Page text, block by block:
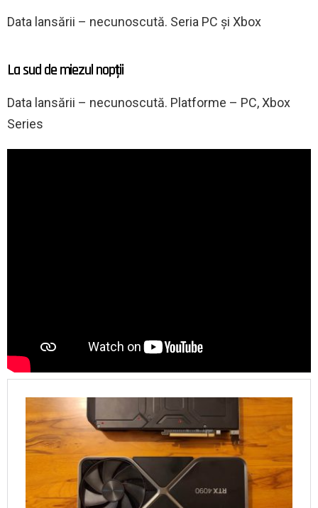
Data lansării – necunoscută. Seria PC și Xbox
La sud de miezul nopții
Data lansării – necunoscută. Platforme – PC, Xbox
Series